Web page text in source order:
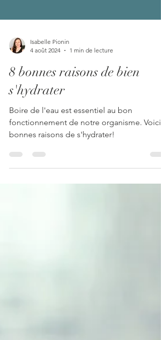
4 août 2024
1 min de lecture
8 bonnes raisons de bien
s'hydrater
Boire de l'eau est essentiel au bon
fonctionnement de notre organisme. Voici
bonnes raisons de s'hydrater!